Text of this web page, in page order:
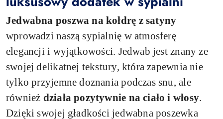
Jedwabna poszwa na kołdrę z satyny
wprowadzi naszą sypialnię w atmosferę
elegancji i wyjątkowości. Jedwab jest znany ze
swojej delikatnej tekstury, która zapewnia nie
tylko przyjemne doznania podczas snu, ale
również działa pozytywnie na ciało i włosy.
Dzięki swojej gładkości jedwabna poszewka